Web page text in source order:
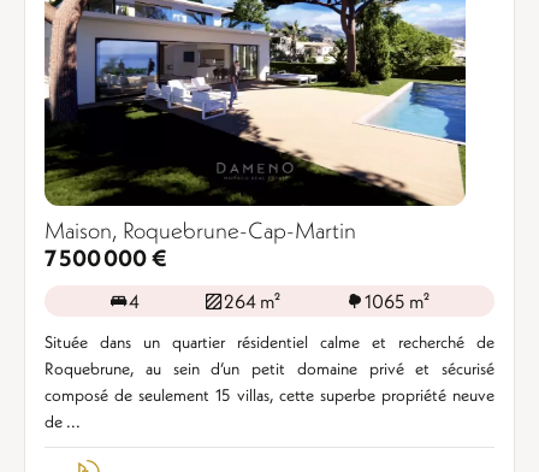
Maison, Roquebrune-Cap-Martin
7 500 000 €
4 264 m² 1065 m²
Située dans un quartier résidentiel calme et recherché de
Roquebrune, au sein d’un petit domaine privé et sécurisé
composé de seulement 15 villas, cette superbe propriété neuve
de ...